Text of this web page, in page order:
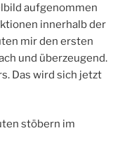
aufgenommen
innerhalb der
mir den ersten
und überzeugend.
Das wird sich jetzt
stöbern im